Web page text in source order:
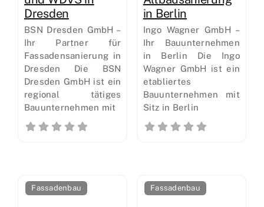
Dresden
BSN Dresden GmbH –
Ihr Partner für
Fassadensanierung in
Dresden Die BSN
Dresden GmbH ist ein
regional tätiges
Bauunternehmen mit
in Berlin
Ingo Wagner GmbH –
Ihr Bauunternehmen
in Berlin Die Ingo
Wagner GmbH ist ein
etabliertes
Bauunternehmen mit
Sitz in Berlin
Fassadenbau Fassadenbau